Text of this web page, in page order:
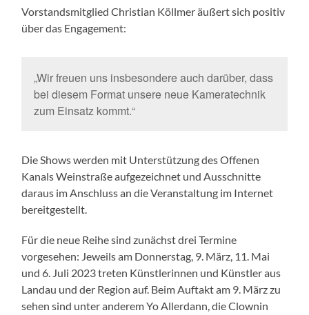
Vorstandsmitglied Christian Köllmer äußert sich positiv
über das Engagement:
„Wir freuen uns insbesondere auch darüber, dass
bei diesem Format unsere neue Kameratechnik
zum Einsatz kommt.“
Die Shows werden mit Unterstützung des Offenen
Kanals Weinstraße aufgezeichnet und Ausschnitte
daraus im Anschluss an die Veranstaltung im Internet
bereitgestellt.
Für die neue Reihe sind zunächst drei Termine
vorgesehen: Jeweils am Donnerstag, 9. März, 11. Mai
und 6. Juli 2023 treten Künstlerinnen und Künstler aus
Landau und der Region auf. Beim Auftakt am 9. März zu
sehen sind unter anderem Yo Allerdann, die Clownin